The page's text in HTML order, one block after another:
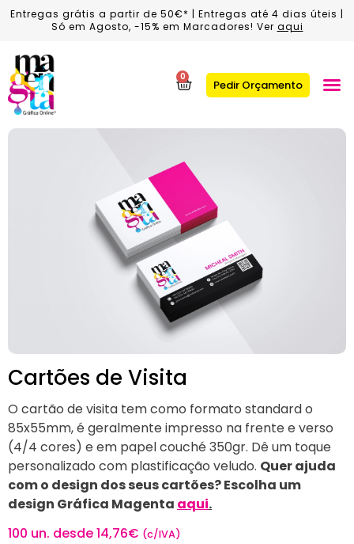
Entregas grátis a partir de 50€* | Entregas até 4 dias úteis |
Só em Agosto, -15% em Marcadores! Ver aqui
0
Pedir Orçamento
Cartões de Visita
O cartão de visita tem como formato standard o
85x55mm, é geralmente impresso na frente e verso
(4/4 cores) e em papel couché 350gr. Dê um toque
personalizado com plastificação veludo. Quer ajuda
com o design dos seus cartões? Escolha um
design Gráfica Magenta aqui.
100 un. desde14,76€ (c/IVA)